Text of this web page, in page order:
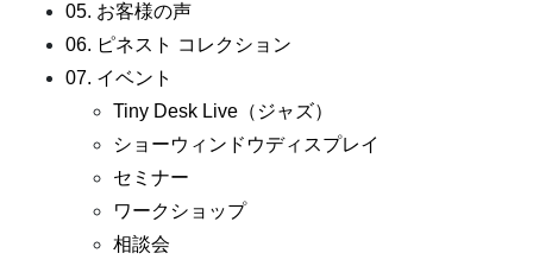
05. お客様の声
06. ピネスト コレクション
07. イベント
Tiny Desk Live（ジャズ）
ショーウィンドウディスプレイ
セミナー
ワークショップ
相談会